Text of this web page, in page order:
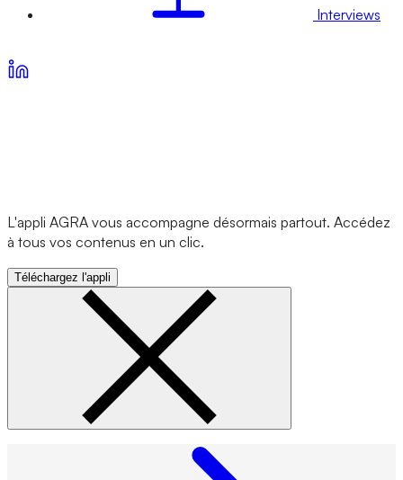
Interviews
L'appli AGRA vous accompagne désormais partout. Accédez
à tous vos contenus en un clic.
Téléchargez l'appli